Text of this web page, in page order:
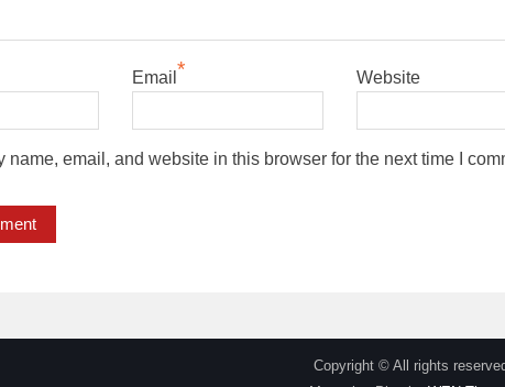
Email * Website
name, email, and website in this browser for the next time I
Copyright © All rights